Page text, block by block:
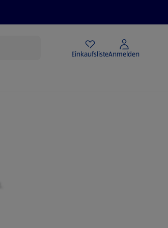
EinkaufslisteAnmelden